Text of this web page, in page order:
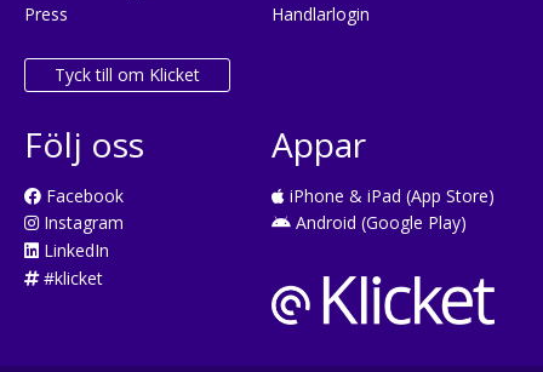
Press
Tyck till om Klicket
Handlarlogin
Följ oss
Facebook
Instagram
LinkedIn
#klicket
Appar
iPhone & iPad (App Store)
Android (Google Play)